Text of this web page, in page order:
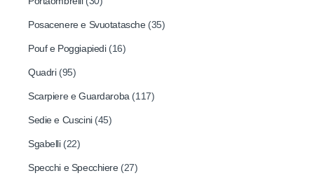
Posacenere e Svuotatasche (35)
Pouf e Poggiapiedi (16)
Quadri (95)
Scarpiere e Guardaroba (117)
Sedie e Cuscini (45)
Sgabelli (22)
Specchi e Specchiere (27)